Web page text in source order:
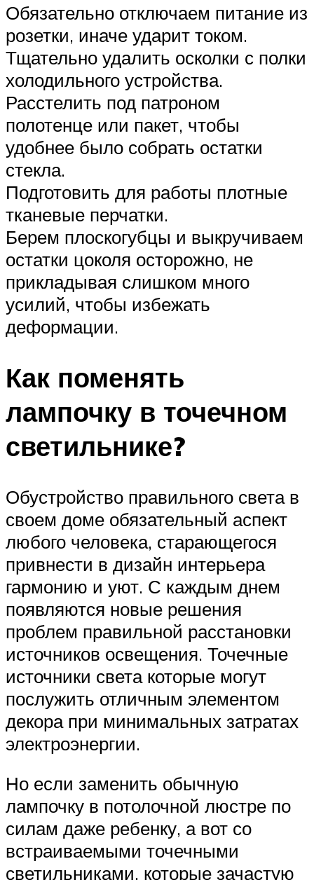
Обязательно отключаем питание из
розетки, иначе ударит током.
Тщательно удалить осколки с полки
холодильного устройства.
Расстелить под патроном
полотенце или пакет, чтобы
удобнее было собрать остатки
стекла.
Подготовить для работы плотные
тканевые перчатки.
Берем плоскогубцы и выкручиваем
остатки цоколя осторожно, не
прикладывая слишком много
усилий, чтобы избежать
деформации.
Как поменять
лампочку в точечном
светильнике?
Обустройство правильного света в
своем доме обязательный аспект
любого человека, старающегося
привнести в дизайн интерьера
гармонию и уют. С каждым днем
появляются новые решения
проблем правильной расстановки
источников освещения. Точечные
источники света которые могут
послужить отличным элементом
декора при минимальных затратах
электроэнергии.
Но если заменить обычную
лампочку в потолочной люстре по
силам даже ребенку, а вот со
встраиваемыми точечными
светильниками, которые зачастую